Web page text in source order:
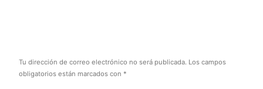
Tu dirección de correo electrónico no será publicada. Los campos
obligatorios están marcados con *